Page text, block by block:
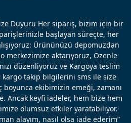
Duyuru Her sipariş, bizim için bir
başlayan süreçte, her
Ürününüzü depomuzdan
merkezimize aktarıyoruz, Özenle
düzenliyoruz ve Kargoya teslim
kargo takip bilgilerini sms ile size
boyunca ekibimizin emeği, zamanı
Ancak keyfi iadeler, hem bize hem
olumsuz etkiler yaratabiliyor.
alayım, nasıl olsa iade ederim”